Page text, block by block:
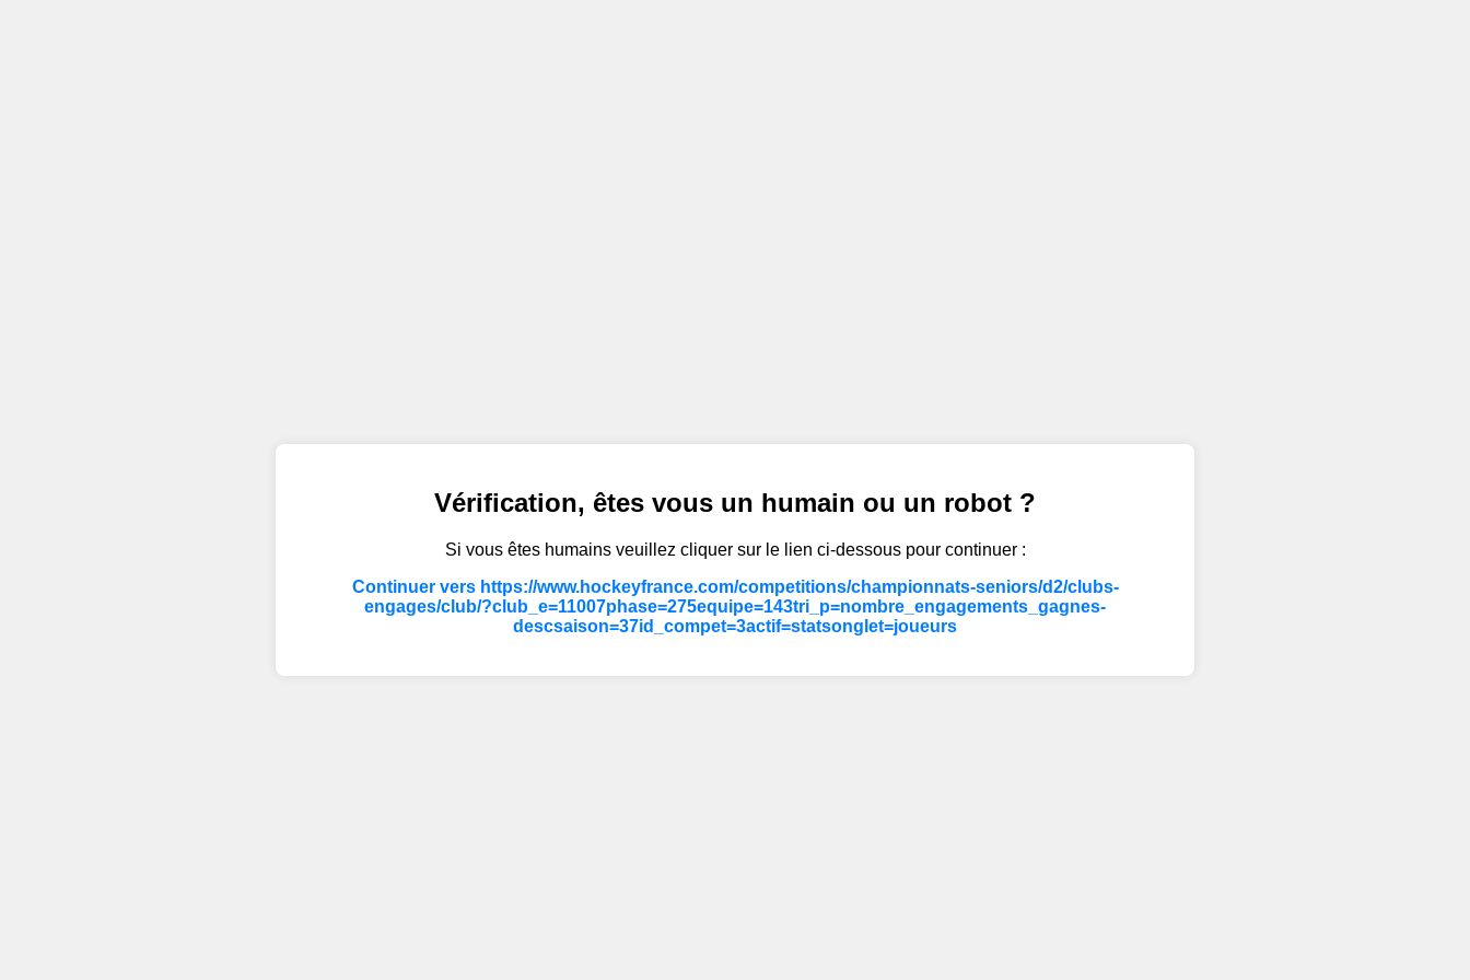
Vérification, êtes vous un humain ou un robot ?
Si vous êtes humains veuillez cliquer sur le lien ci-dessous pour continuer :
Continuer vers https://www.hockeyfrance.com/competitions/championnats-seniors/d2/clubs-
engages/club/?club_e=11007phase=275equipe=143tri_p=nombre_engagements_gagnes-
descsaison=37id_compet=3actif=statsonglet=joueurs